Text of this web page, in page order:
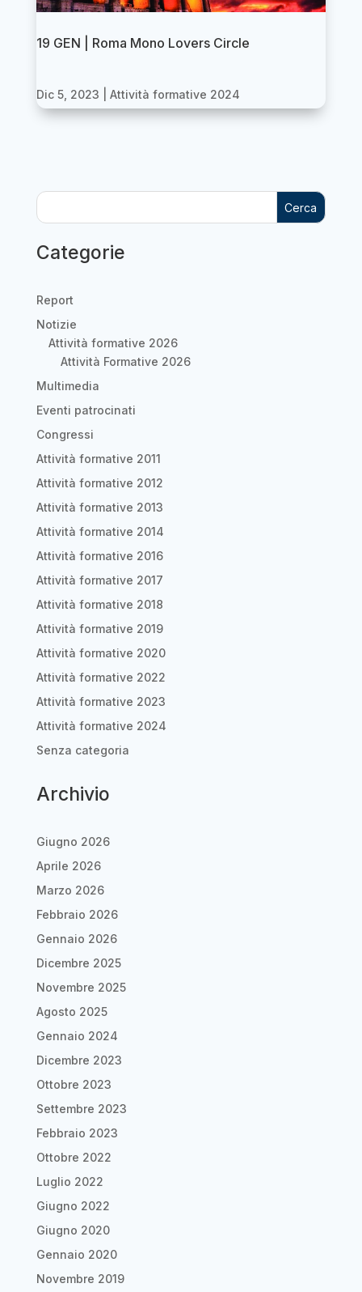
19 GEN | Roma Mono Lovers Circle
Dic 5, 2023 Attività formative 2024
Cerca
Categorie
Report
Notizie
Attività formative 2026
Attività Formative 2026
Multimedia
Eventi patrocinati
Congressi
Attività formative 2011
Attività formative 2012
Attività formative 2013
Attività formative 2014
Attività formative 2016
Attività formative 2017
Attività formative 2018
Attività formative 2019
Attività formative 2020
Attività formative 2022
Attività formative 2023
Attività formative 2024
Senza categoria
Archivio
Giugno 2026
Aprile 2026
Marzo 2026
Febbraio 2026
Gennaio 2026
Dicembre 2025
Novembre 2025
Agosto 2025
Gennaio 2024
Dicembre 2023
Ottobre 2023
Settembre 2023
Febbraio 2023
Ottobre 2022
Luglio 2022
Giugno 2022
Giugno 2020
Gennaio 2020
Novembre 2019